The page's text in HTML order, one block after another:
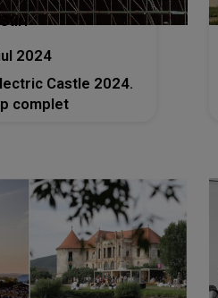
Stiri
2024
Castle 2024.
complet